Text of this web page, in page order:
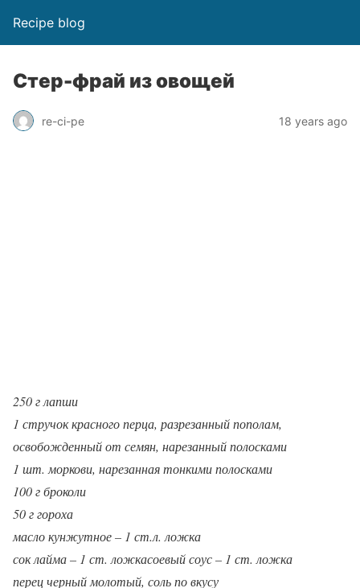
Recipe blog
Стер-фрай из овощей
re-ci-pe 18 years ago
250 г лапши
1 стручок красного перца, разрезанный пополам,
освобожденный от семян, нарезанный полосками
1 шт. моркови, нарезанная тонкими полосками
100 г броколи
50 г гороха
масло кунжутное – 1 ст.л. ложка
сок лайма – 1 ст. ложкасоевый соус – 1 ст. ложка
перец черный молотый, соль по вкусу